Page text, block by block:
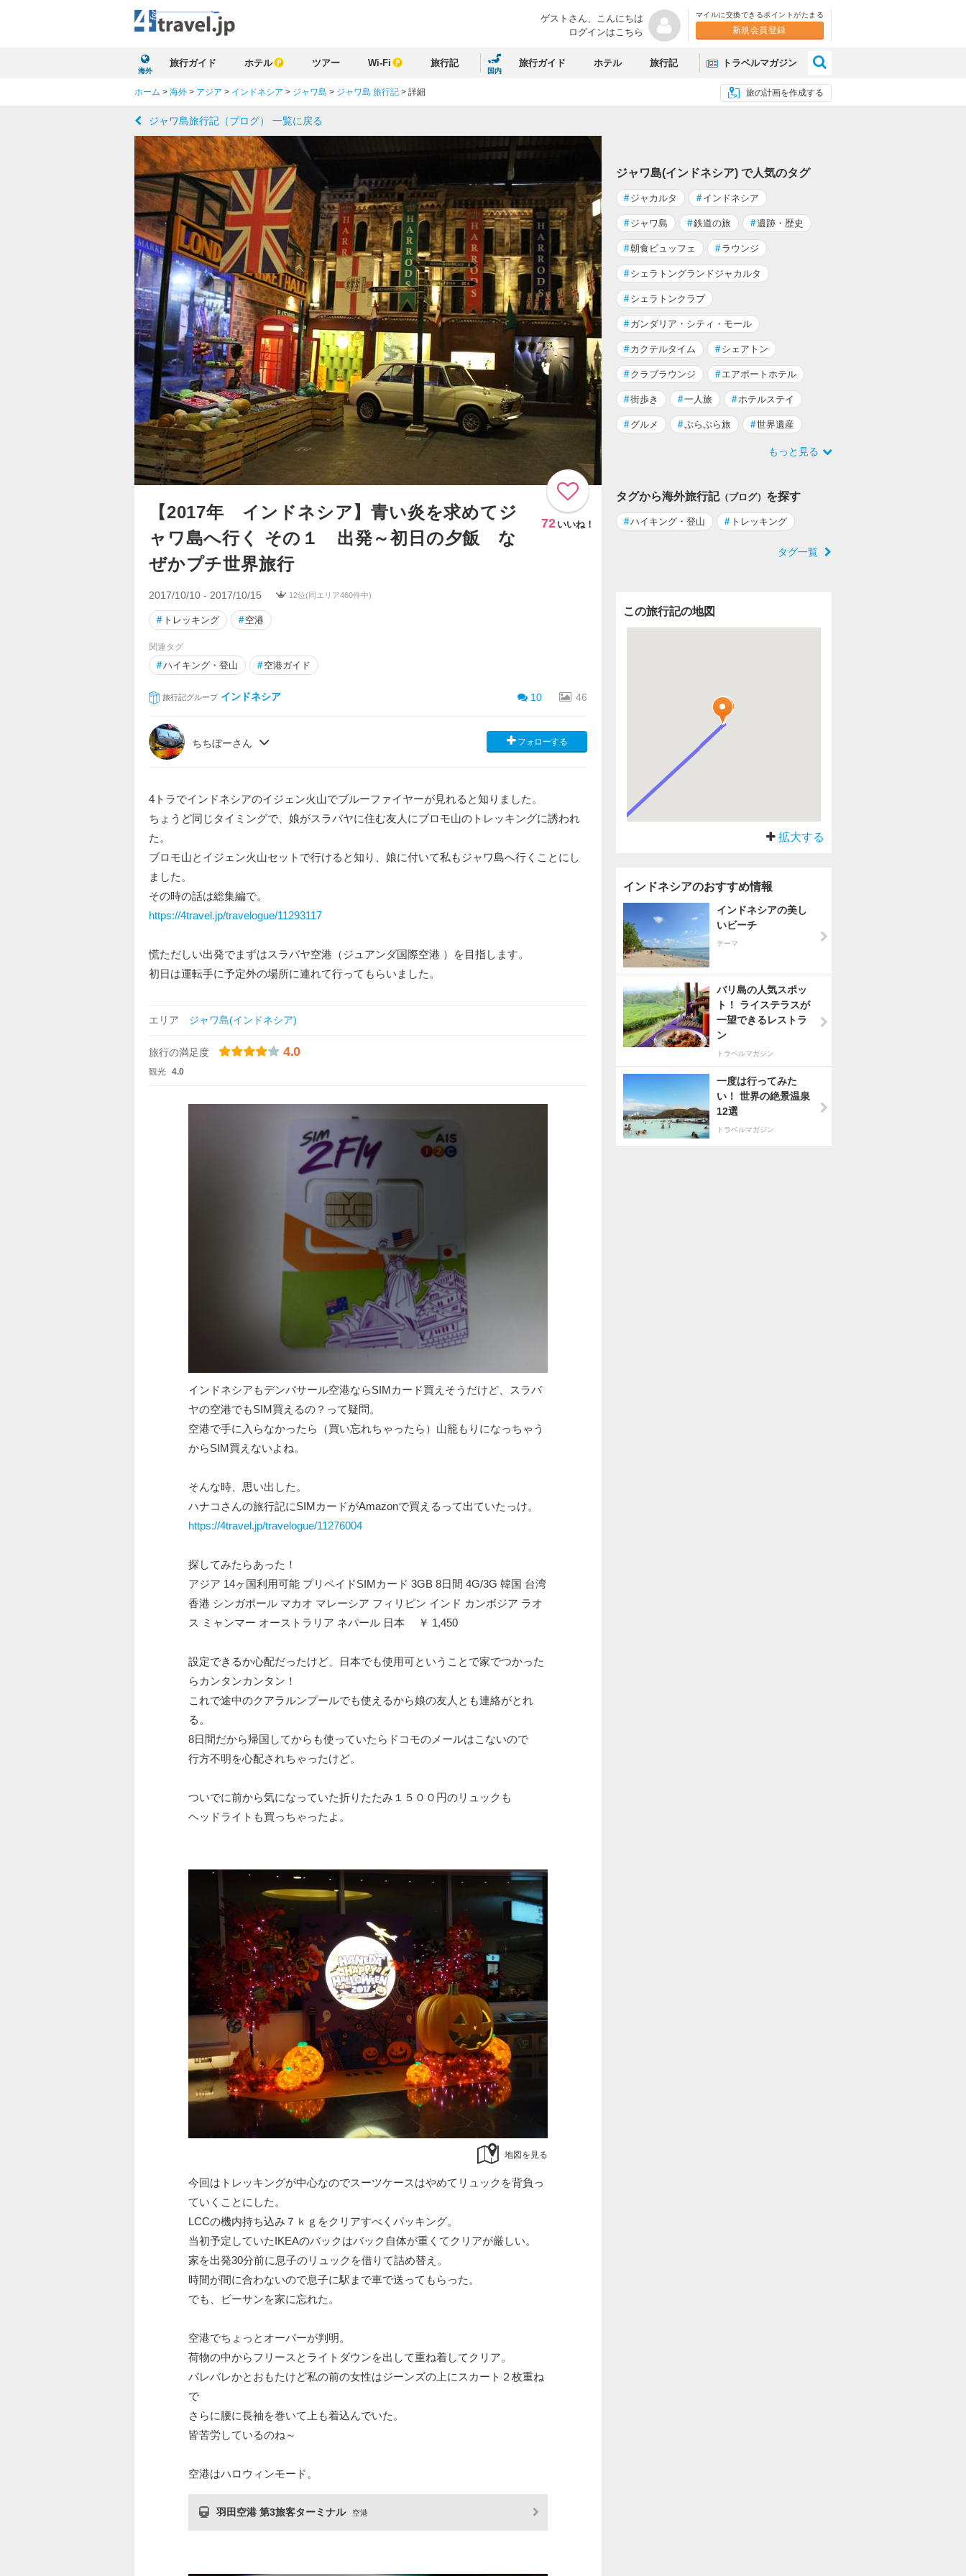
ゲストさん、 こんにちは
ログインはこちら
マイルに交換できるポイントがたまる
新規会員登録
海外
旅行ガイド ホテル ツアー Wi-Fi 旅行記
国内
旅行ガイド ホテル 旅行記 トラベルマガジン
旅の計画を作成する
ホーム > 海外 > アジア > インドネシア > ジャワ島 > ジャワ島 旅行記 > 詳細
ジャワ島旅行記（ブログ） 一覧に戻る
【2017年 インドネシア】青い炎を求めてジ
ャワ島へ行く その１ 出発～初日の夕飯 な
ぜかプチ世界旅行
72 いいね！
2017/10/10 - 2017/10/15 12位(同エリア460件中)
# トレッキング # 空港
関連タグ
#ハイキング・登山 # 空港ガイド
旅行記グループ インドネシア 10 46
ちちぼーさん フォローする
4トラでインドネシアのイジェン火山でブルーファイヤーが見れると知りました。
ちょうど同じタイミングで、娘がスラバヤに住む友人にブロモ山のトレッキングに誘われ
た。
ブロモ山とイジェン火山セットで行けると知り、娘に付いて私もジャワ島へ行くことにし
ました。
その時の話は総集編で。
https://4travel.jp/travelogue/11293117
慌ただしい出発でまずはスラバヤ空港（ジュアンダ国際空港 ）を目指します。
初日は運転手に予定外の場所に連れて行ってもらいました。
エリア ジャワ島(インドネシア)
旅行の満足度 4.0
観光 4.0
インドネシアもデンパサール空港ならSIMカード買えそうだけど、スラバ
ヤの空港でもSIM買えるの？って疑問。
空港で手に入らなかったら（買い忘れちゃったら）山籠もりになっちゃう
からSIM買えないよね。
そんな時、思い出した。
ハナコさんの旅行記にSIMカードがAmazonで買えるって出ていたっけ。
https://4travel.jp/travelogue/11276004
探してみたらあった！
アジア 14ヶ国利用可能 プリペイドSIMカード 3GB 8日間 4G/3G 韓国 台湾
香港 シンガポール マカオ マレーシア フィリピン インド カンボジア ラオ
ス ミャンマー オーストラリア ネパール 日本 ￥ 1,450
設定できるか心配だったけど、日本でも使用可ということで家でつかった
らカンタンカンタン！
これで途中のクアラルンプールでも使えるから娘の友人とも連絡がとれ
る。
8日間だから帰国してからも使っていたらドコモのメールはこないので
行方不明を心配されちゃったけど。
ついでに前から気になっていた折りたたみ１５００円のリュックも
ヘッドライトも買っちゃったよ。
地図を見る
今回はトレッキングが中心なのでスーツケースはやめてリュックを背負っ
ていくことにした。
LCCの機内持ち込み７ｋｇをクリアすべくパッキング。
当初予定していたIKEAのバックはバック自体が重くてクリアが厳しい。
家を出発30分前に息子のリュックを借りて詰め替え。
時間が間に合わないので息子に駅まで車で送ってもらった。
でも、ビーサンを家に忘れた。
空港でちょっとオーバーが判明。
荷物の中からフリースとライトダウンを出して重ね着してクリア。
バレバレかとおもたけど私の前の女性はジーンズの上にスカート２枚重ね
で
さらに腰に長袖を巻いて上も着込んでいた。
皆苦労しているのね～
空港はハロウィンモード。
羽田空港 第3旅客ターミナル 空港
ジャワ島(インドネシア) で人気のタグ
# ジャカルタ # インドネシア
# ジャワ島 #鉄道の旅 #遺跡・歴史
#朝食ビュッフェ # ラウンジ
# シェラトングランドジャカルタ
# シェラトンクラブ
# ガンダリア・シティ・モール
# カクテルタイム # シェアトン
# クラブラウンジ # エアポートホテル
#街歩き #一人旅 #ホテルステイ
# グルメ #ぷらぷら旅 #世界遺産
もっと見る
タグから海外旅行記（ブログ） を探す
#ハイキング・登山 # トレッキング
タグ一覧
この旅行記の地図
拡大する
インドネシアのおすすめ情報
インドネシアの美し
いビーチ
テーマ
バリ島の人気スポッ
ト！ ライステラスが
一望できるレストラ
ン
トラベルマガジン
一度は行ってみた
い！ 世界の絶景温泉
12選
トラベルマガジン